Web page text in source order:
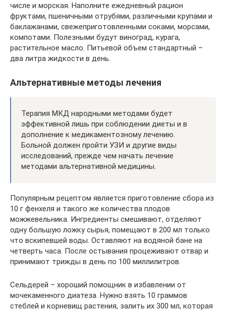
числе и морская. Наполните ежедневный рацион
фруктами, пшеничными отрубями, различными крупами и
баклажанами, свежеприготовленными соками, морсами,
компотами. Полезными будут виноград, курага,
растительное масло. Питьевой объем стандартный –
два литра жидкости в день.
Альтернативные методы лечения
Терапия МКД народными методами будет
эффективной лишь при соблюдении диеты и в
дополнение к медикаментозному лечению.
Больной должен пройти УЗИ и другие виды
исследований, прежде чем начать лечение
методами альтернативной медицины.
Популярным рецептом является приготовление сбора из
10 г фенхеля и такого же количества плодов
можжевельника. Ингредиенты смешивают, отделяют
одну большую ложку сырья, помещают в 200 мл только
что вскипевшей воды. Оставляют на водяной бане на
четверть часа. После остывания процеживают отвар и
принимают трижды в день по 100 миллилитров.
Сельдерей – хороший помощник в избавлении от
мочекаменного диатеза. Нужно взять 10 граммов
стеблей и корневищ растения, залить их 300 мл, которая